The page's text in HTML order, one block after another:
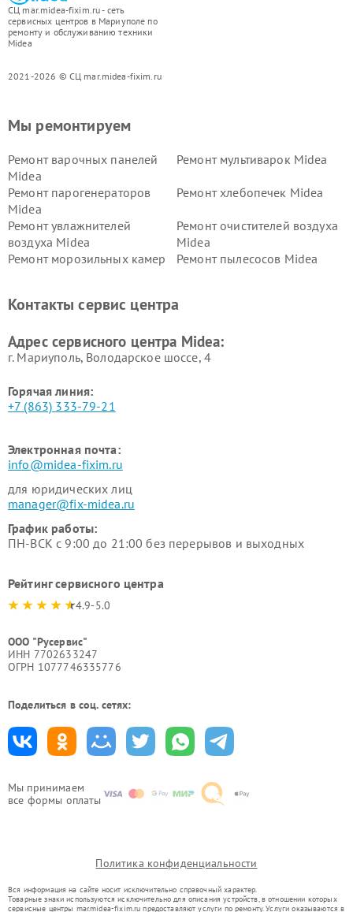
СЦ mar.midea-fixim.ru - сеть
сервисных центров в Мариуполе по
ремонту и обслуживанию техники
Midea
2021-2026 © СЦ mar.midea-fixim.ru
Мы принимаем
все формы оплаты
Мы ремонтируем
Ремонт варочных панелей
Midea
Ремонт мультиварок Midea
Ремонт парогенераторов
Midea
Ремонт хлебопечек Midea
Ремонт увлажнителей
воздуха Midea
Ремонт очистителей воздуха
Midea
Ремонт морозильных камер
Ремонт пылесосов Midea
пылесосов Midea
Midea
Контакты сервис центра
Адрес сервисного центра Midea:
г. Мариуполь, Володарское шоссе, 4
Горячая линия:
+7 (863) 333-79-21
Электронная почта:
info@midea-fixim.ru
для юридических лиц
manager@fix-midea.ru
График работы:
ПН-ВСК с 9:00 до 21:00 без перерывов и выходных
Рейтинг сервисного центра
4.9-5.0
ООО "Русервис"
ИНН 7702633247
ОГРН 1077746335776
Поделиться в соц. сетях:
Политика конфиденциальности
Вся информация на сайте носит исключительно справочный характер.
Товарные знаки используются исключительно для описания устройств, в отношении которых
сервисные центры mar.midea-fixim.ru предоставляют услуги по ремонту. Услуги оказываются в